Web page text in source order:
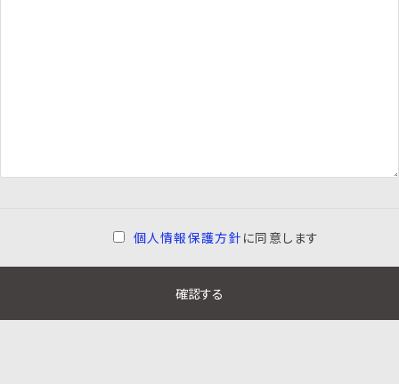
個人情報保護方針 に同意します